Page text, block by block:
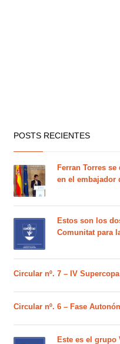
POSTS RECIENTES
Ferran Torres
en el embajador
Estos son los
Comunitat para
Circular nº. 7 – IV
Circular nº. 6 – Fase
Este es el grupo